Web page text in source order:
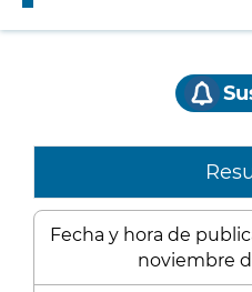
Fecha y hora de
noviembre